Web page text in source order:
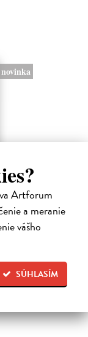
Artforum
a meranie
vášho
SÚHLASÍM
novinka
lodi Schleswig-
ranních
konfliktu